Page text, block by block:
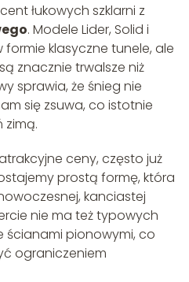
łukowych szklarni z
. Modele Lider, Solid i
klasyczne tunele, ale
znacznie trwalsze niż
sprawia, że śnieg nie
się zsuwa, co istotnie
zimą.
ceny, często już
prostą formę, która
kanciastej
nie ma też typowych
ścianami pionowymi, co
ograniczeniem